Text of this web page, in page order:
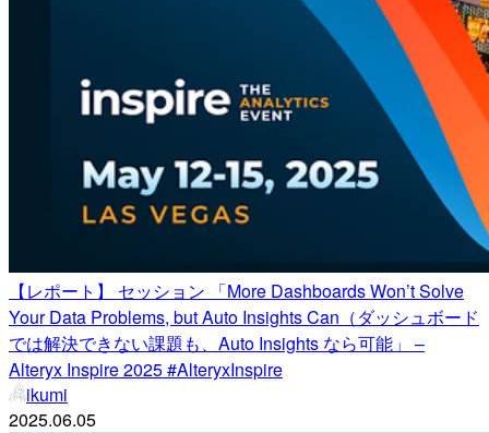
【レポート】 セッション 「More Dashboards Won’t Solve
Your Data Problems, but Auto Insights Can（ダッシュボード
では解決できない課題も、Auto Insights なら可能」 –
Alteryx Inspire 2025 #AlteryxInspire
ikumi
2025.06.05